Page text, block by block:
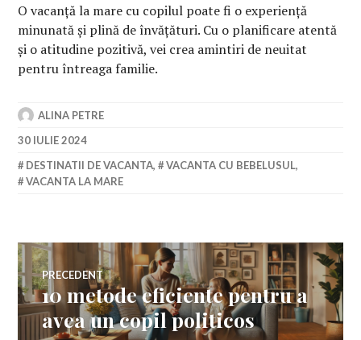
O vacanță la mare cu copilul poate fi o experiență
minunată și plină de învățături. Cu o planificare atentă
și o atitudine pozitivă, vei crea amintiri de neuitat
pentru întreaga familie.
ALINA PETRE
30 IULIE 2024
DESTINATII DE VACANTA, VACANTA CU BEBELUSUL,
VACANTA LA MARE
Navigare
în
PRECEDENT
Articolul
anterior:
10 metode eficiente pentru a
avea un copil politicos